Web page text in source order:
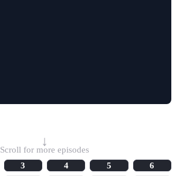
↓
Scroll for more episodes
3 4 5
6